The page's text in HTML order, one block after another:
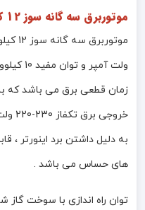
موتوربرق سه گانه سوز 12 کیلووات چمپیون
ولت
زمان قطعی برق می باشد که
به دلیل داشتن برد اینورتر ،
های حساس می باشد .
توان راه اندازی با سوخت گاز